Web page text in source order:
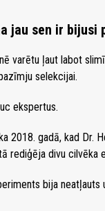
jau sen ir bijusi
varētu ļaut labot
selekcijai.
ekspertus.
2018. gadā, kad Dr.
rediģēja divu cilvēka
bija neatļauts